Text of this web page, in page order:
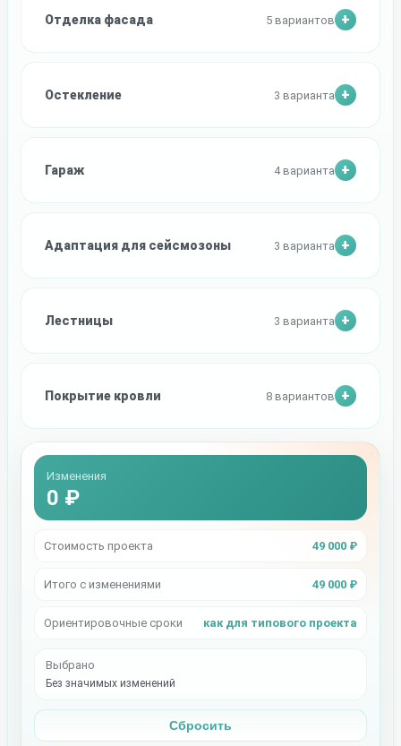
Отделка фасада 5 вариантов
Остекление 3 варианта
Гараж 4 варианта
Адаптация для сейсмозоны 3 варианта
Лестницы 3 варианта
Покрытие кровли 8 вариантов
Изменения
0 ₽
Стоимость проекта 49 000 ₽
Итого с изменениями 49 000 ₽
Ориентировочные сроки как для типового проекта
Выбрано
Без значимых изменений
Сбросить